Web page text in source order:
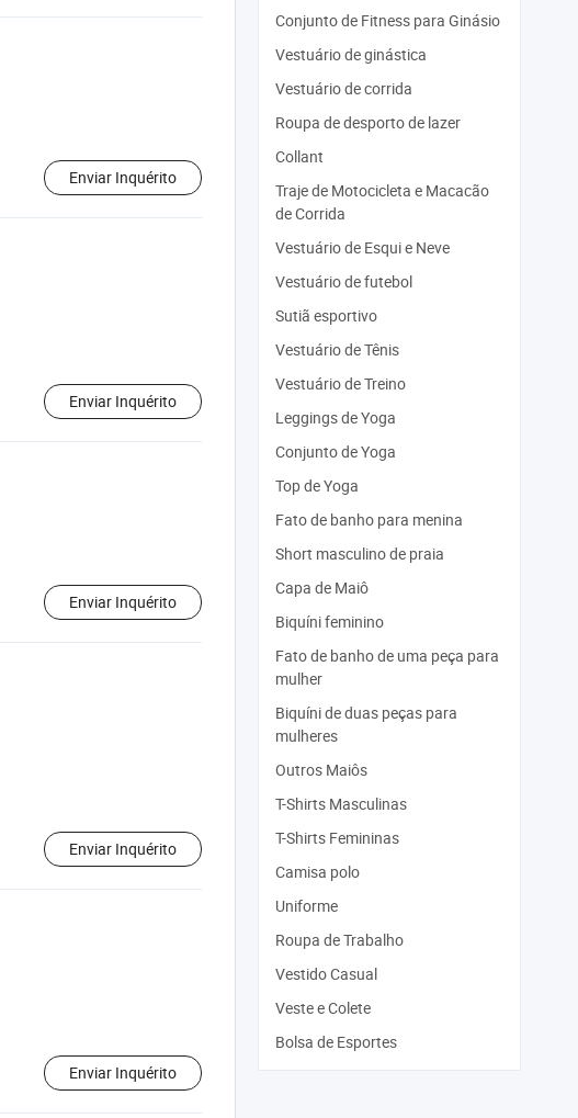
Enviar Inquérito
Enviar Inquérito
Enviar Inquérito
Enviar Inquérito
Enviar Inquérito
Conjunto de Fitness para Ginásio
Vestuário de ginástica
Vestuário de corrida
Roupa de desporto de lazer
Collant
Traje de Motocicleta e Macacão
de Corrida
Vestuário de Esqui e Neve
Vestuário de futebol
Sutiã esportivo
Vestuário de Tênis
Vestuário de Treino
Leggings de Yoga
Conjunto de Yoga
Top de Yoga
Fato de banho para menina
Short masculino de praia
Capa de Maiô
Biquíni feminino
Fato de banho de uma peça para
mulher
Biquíni de duas peças para
mulheres
Outros Maiôs
T-Shirts Masculinas
T-Shirts Femininas
Camisa polo
Uniforme
Roupa de Trabalho
Vestido Casual
Veste e Colete
Bolsa de Esportes